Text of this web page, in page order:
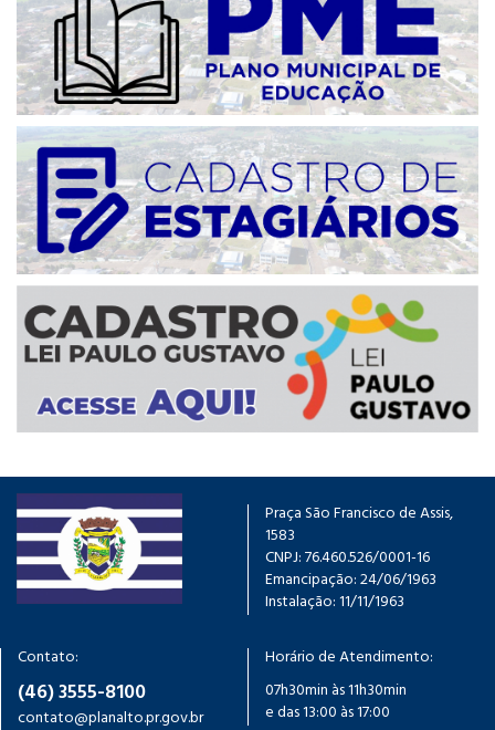
Praça São Francisco de Assis,
1583
CNPJ: 76.460.526/0001-16
Emancipação: 24/06/1963
Instalação: 11/11/1963
Contato:
(46) 3555-8100
contato@planalto.pr.gov.br
Horário de Atendimento:
07h30min às 11h30min
e das 13:00 às 17:00